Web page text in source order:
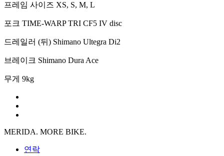
프레임 사이즈 XS, S, M, L
포크 TIME-WARP TRI CF5 IV disc
드레일러 (뒤) Shimano Ultegra Di2
브레이크 Shimano Dura Ace
무게 9kg
MERIDA. MORE BIKE.
연락